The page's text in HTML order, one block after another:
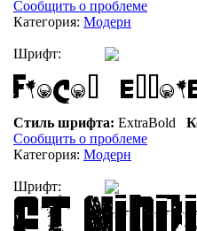
Сообщить о проблеме
Категория: Модерн
Шрифт:
Стиль шрифта: ExtraBold
Сообщить о проблеме
Категория: Модерн
Шрифт: